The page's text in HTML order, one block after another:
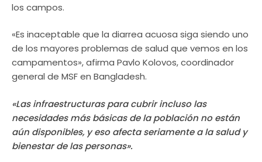
los campos.
«Es inaceptable que la diarrea acuosa siga siendo uno
de los mayores problemas de salud que vemos en los
campamentos», afirma Pavlo Kolovos, coordinador
general de MSF en Bangladesh.
«Las infraestructuras para cubrir incluso las
necesidades más básicas de la población no están
aún disponibles, y eso afecta seriamente a la salud y
bienestar de las personas».